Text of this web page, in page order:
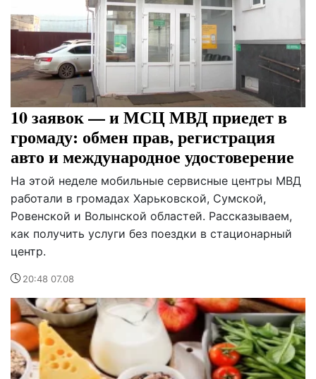
10 заявок — и МСЦ МВД приедет в
громаду: обмен прав, регистрация
авто и международное удостоверение
На этой неделе мобильные сервисные центры МВД
работали в громадах Харьковской, Сумской,
Ровенской и Волынской областей. Рассказываем,
как получить услуги без поездки в стационарный
центр.
20:48 07.08